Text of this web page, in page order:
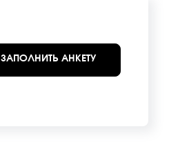
ЗАПОЛНИТЬ АНКЕТУ